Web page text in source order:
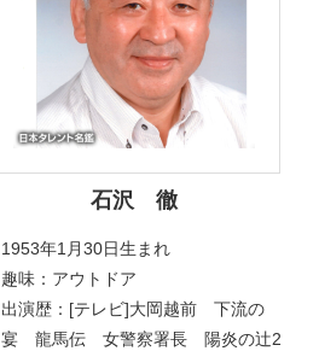
石沢 徹
1953年1月30日生まれ
趣味：アウトドア
出演歴：[テレビ]大岡越前 下流の
宴 龍馬伝 女警察署長 陽炎の辻2